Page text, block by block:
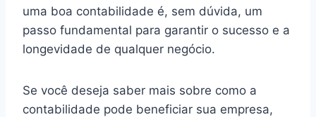
uma boa contabilidade é, sem dúvida, um
passo fundamental para garantir o sucesso e a
longevidade de qualquer negócio.
Se você deseja saber mais sobre como a
contabilidade pode beneficiar sua empresa,